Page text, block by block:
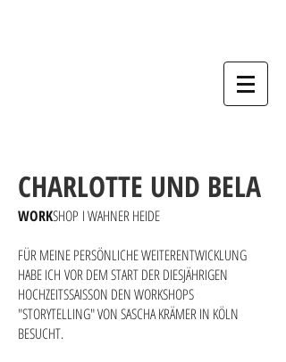
CHARLOTTE UND BELA
WORKSHOP I WAHNER HEIDE
FÜR MEINE PERSÖNLICHE WEITERENTWICKLUNG
HABE ICH VOR DEM START DER DIESJÄHRIGEN
HOCHZEITSSAISSON DEN WORKSHOPS
"STORYTELLING" VON SASCHA KRÄMER IN KÖLN
BESUCHT.